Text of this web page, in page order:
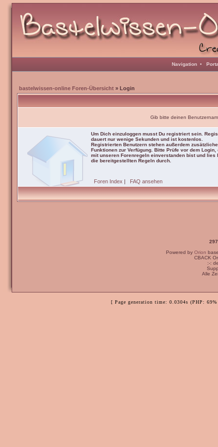
Navigation •
bastelwissen-online Foren-Übersicht » Login
Gib bitte deinen
Um Dich einzuloggen musst Du registriert sein.
dauert nur wenige Sekunden und ist kostenlos.
Registrierten Benutzern stehen außerdem zusätzliche
Funktionen zur Verfügung. Bitte Prüfe vor dem Login,
mit unseren Forenregeln einverstanden bist und lies
die bereitgestellten Regeln durch.
Foren Index | FAQ ansehen
Powered by Orion
CBACK
:-:
Alle
[ Page generation time: 0.0304s (PHP: